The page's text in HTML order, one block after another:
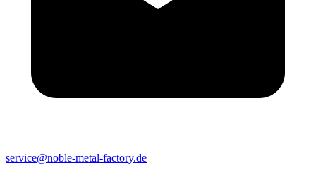
service@noble-metal-factory.de